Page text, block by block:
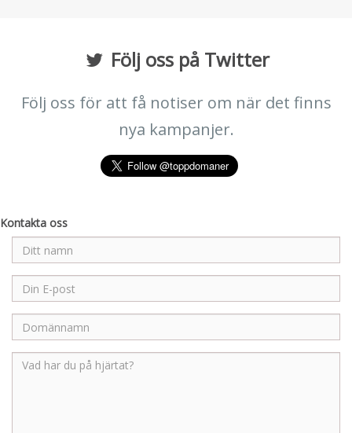
Följ oss på Twitter
Följ oss för att få notiser om när det finns
nya kampanjer.
Kontakta oss